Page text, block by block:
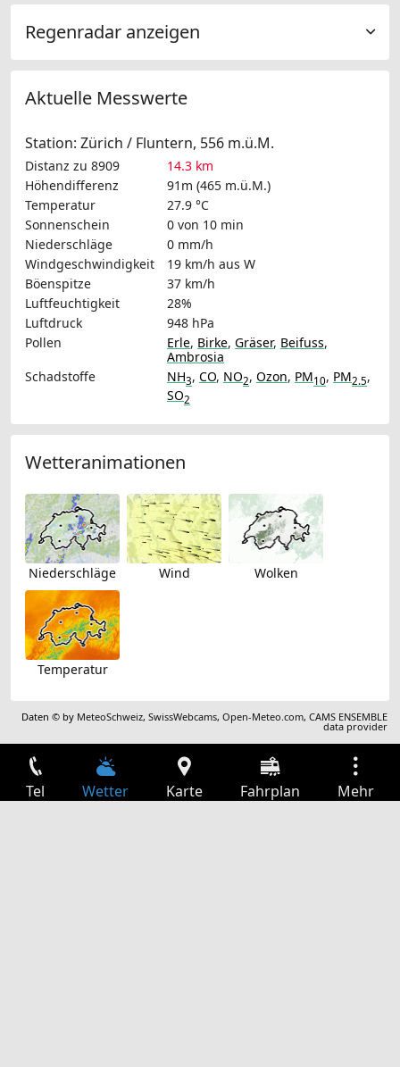
Regenradar anzeigen
Aktuelle Messwerte
Station: Zürich / Fluntern, 556 m.ü.M.
Distanz zu 8909
14.3 km
Höhendifferenz
91m (465 m.ü.M.)
Temperatur
27.9 °C
Sonnenschein
0 von 10 min
Niederschläge
0 mm/h
Windgeschwindigkeit
19 km/h aus W
Böenspitze
37 km/h
Luftfeuchtigkeit
28%
Luftdruck
948 hPa
Pollen
Erle, Birke, Gräser, Beifuss,
Ambrosia
Schadstoffe
NH3, CO, NO2, Ozon, PM10, PM2.5,
SO2
Wetteranimationen
Niederschläge Wind Wolken
Temperatur
Daten © by MeteoSchweiz,SwissWebcams,Open-Meteo.com,CAMS ENSEMBLE
data provider
Tel Wetter Karte Fahrplan Mehr